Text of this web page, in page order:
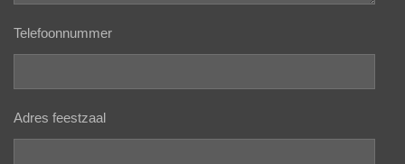
Telefoonnummer
Adres feestzaal